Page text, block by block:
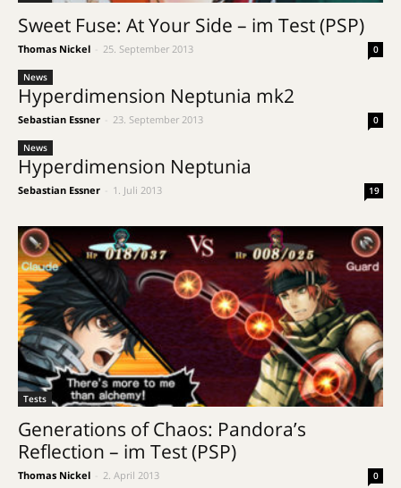
Sweet Fuse: At Your Side – im Test (PSP)
Thomas Nickel 25. September 2013 0
News
Hyperdimension Neptunia mk2
Sebastian Essner 23. September 2013 0
News
Hyperdimension Neptunia
Sebastian Essner 1. Juli 2013 19
Tests
Generations of Chaos: Pandora’s
Reflection – im Test (PSP)
Thomas Nickel 2. April 2013 0